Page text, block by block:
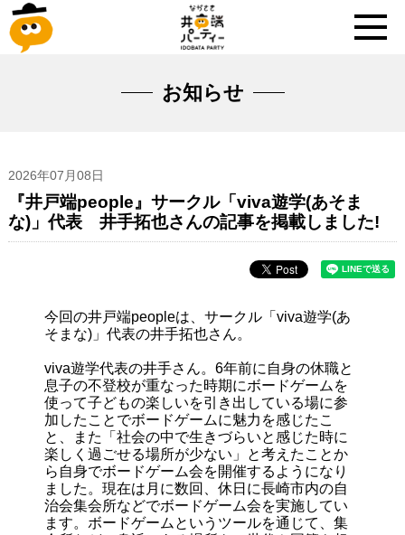
お知らせ
2026年07月08日
『井戸端people』サークル「viva遊学(あそま
な)」代表 井手拓也さんの記事を掲載しました!
今回の井戸端peopleは、サークル「viva遊学(あ
そまな)」代表の井手拓也さん。
viva遊学代表の井手さん。6年前に自身の休職と
息子の不登校が重なった時期にボードゲームを
使って子どもの楽しいを引き出している場に参
加したことでボードゲームに魅力を感じたこ
と、また「社会の中で生きづらいと感じた時に
楽しく過ごせる場所が少ない」と考えたことか
ら自身でボードゲーム会を開催するようになり
ました。現在は月に数回、休日に長崎市内の自
治会集会所などでボードゲーム会を実施してい
ます。ボードゲームというツールを通じて、集